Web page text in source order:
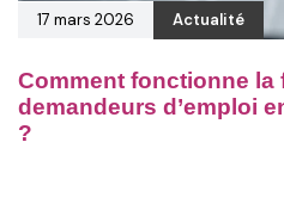
17 mars 2026 Actualité
Comment fonctionne la
demandeurs d’emploi
?